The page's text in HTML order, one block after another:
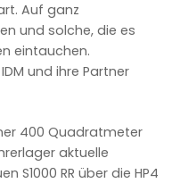
Auf ganz
und solche, die es
eintauchen.
und ihre Partner
400 Quadratmeter
aktuelle
S1000 RR über die HP4